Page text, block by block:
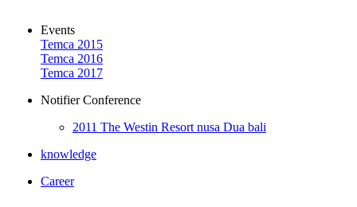
Events
Temca 2015
Temca 2016
Temca 2017
Notifier Conference
2011 The Westin Resort nusa Dua bali
knowledge
Career